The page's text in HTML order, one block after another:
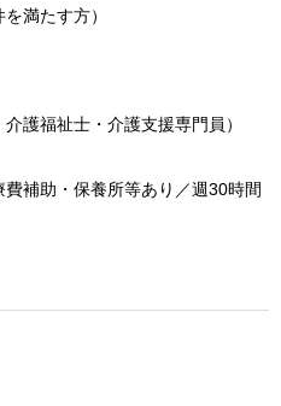
満たす方）
護福祉士・介護支援専門員）
補助・保養所等あり／週30時間